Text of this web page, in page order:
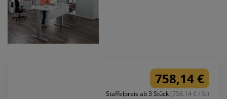
758,14 €
Staffelpreis ab 3 Stück(758.14 € / St)